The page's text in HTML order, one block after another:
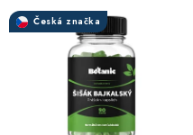
d
u
o
d
Česká značka